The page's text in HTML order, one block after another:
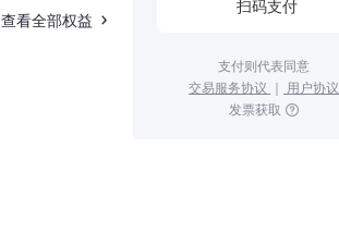
查看全部权益
扫码支付
支付则代表同意
交易服务协议 ｜ 用户协议
发票获取